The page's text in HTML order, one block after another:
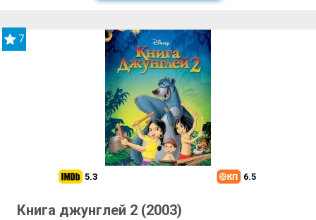
7
5.3 6.5
Книга джунглей 2 (2003)